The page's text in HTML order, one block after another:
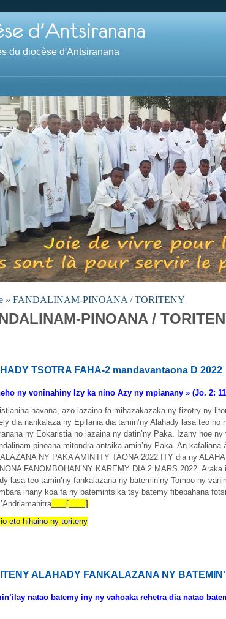
du diocèse d'Antsiranana
» FANDALINAM-PINOANA / TORITENY
PINOANA /
TSOTRA FAHA-2 mandavantaona D 2022
ny voninahiny Izy ka nino Azy ny mpianany » (Jo. 2:
havana, azo lazaina fa mihazakazaka ny fizotry ny
dia nankalaza ny Epifania dia tamin’ny Alahady lasa teo
ny Eokaristia no lazaina ny datin’ny Paka. Izany hoe
pinoana mitondra antsika amin’ny Paka. An-
NY PAKA AMIN’ITY TAONA 2022 ITY dia ny
FANOMBOHAN’NY KAREMY DIA 2 MARS 2022.
lasa teo tamin’ny fankalazana ny batemin’ny Tompo ny
ihany koa fa ny batemintsika tsy batemy fibebahana
......[.......]
eto hihaino ny toriteny
ALAHADY FANKALAZANA NY
natao batemy iny ny vahoaka rehetra dia natao